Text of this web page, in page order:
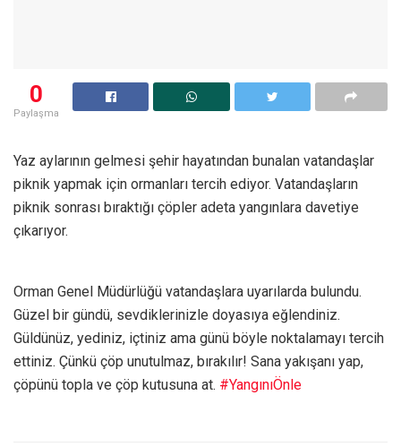
0
Paylaşma
Yaz aylarının gelmesi şehir hayatından bunalan vatandaşlar
piknik yapmak için ormanları tercih ediyor. Vatandaşların
piknik sonrası bıraktığı çöpler adeta yangınlara davetiye
çıkarıyor.
Orman Genel Müdürlüğü vatandaşlara uyarılarda bulundu.
Güzel bir gündü, sevdiklerinizle doyasıya eğlendiniz.
Güldünüz, yediniz, içtiniz ama günü böyle noktalamayı tercih
ettiniz. Çünkü çöp unutulmaz, bırakılır! Sana yakışanı yap,
çöpünü topla ve çöp kutusuna at. #YangınıÖnle